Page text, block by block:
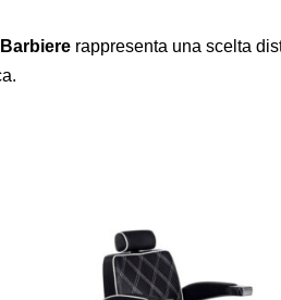
rappresenta una scelta